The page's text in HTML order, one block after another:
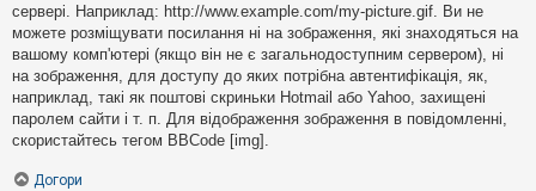
сервері. Наприклад: http://www.example.com/my-picture.gif. Ви не
можете розміщувати посилання ні на зображення, які знаходяться на
вашому комп'ютері (якщо він не є загальнодоступним сервером), ні
на зображення, для доступу до яких потрібна автентифікація, як,
наприклад, такі як поштові скриньки Hotmail або Yahoo, захищені
паролем сайти і т. п. Для відображення зображення в повідомленні,
скористайтесь тегом BBCode [img].
Догори